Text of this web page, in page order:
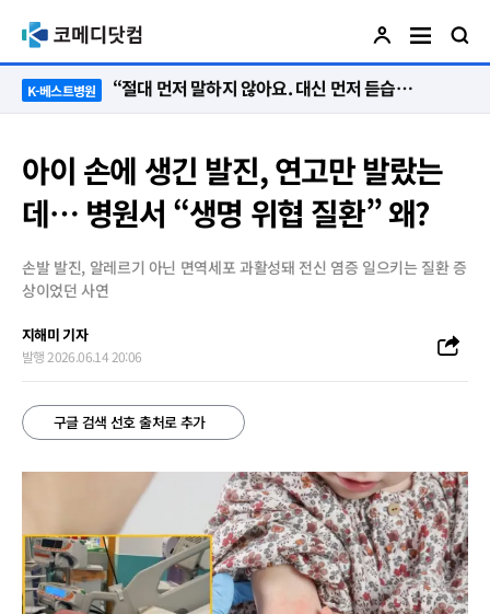
K-베스트병원 “절대 먼저 말하지 않아요. 대신 먼저 듣습니다”
아이 손에 생긴 발진, 연고만 발랐는
데… 병원서 “생명 위협 질환” 왜?
손발 발진, 알레르기 아닌 면역세포 과활성돼 전신 염증 일으키는 질환 증
상이었던 사연
지해미 기자
발행 2026.06.14 20:06
구글 검색 선호 출처로 추가